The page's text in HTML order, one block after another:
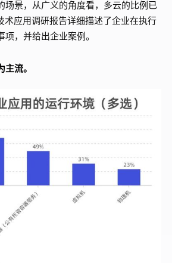
场景，从广义的角度看，多云的比例已
术应用调研报告详细描述了企业在执行
，并给出企业案例。
流。